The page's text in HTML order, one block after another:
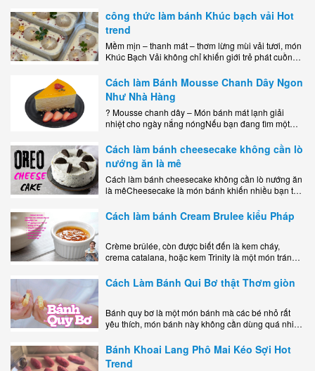
công thức làm bánh Khúc bạch vải Hot
trend
Mềm mịn – thanh mát – thơm lừng mùi vải tươi, món
Khúc Bạch Vải không chỉ khiến giới trẻ phát cuồng
Cách làm Bánh Mousse Chanh Dây Ngon
Như Nhà Hàng
? Mousse chanh dây – Món bánh mát lạnh giải
nhiệt cho ngày nắng nóngNếu bạn đang tìm một
dễ..
Cách làm bánh cheesecake không cần lò
nướng ăn là mê
Cách làm bánh cheesecake không cần lò nướng ăn
là mêCheesecake là món bánh khiến nhiều bạn trẻ
kem..
Cách làm bánh Cream Brulee kiểu Pháp
Crème brûlée, còn được biết đến là kem cháy,
crema catalana, hoặc kem Trinity là một món tráng
lớp..
Cách Làm Bánh Qui Bơ thật Thơm giòn
Bánh quy bơ là một món bánh mà các bé nhỏ rất
yêu thích, món bánh này không cần dùng quá nhiều
Bánh Khoai Lang Phô Mai Kéo Sợi Hot
Trend